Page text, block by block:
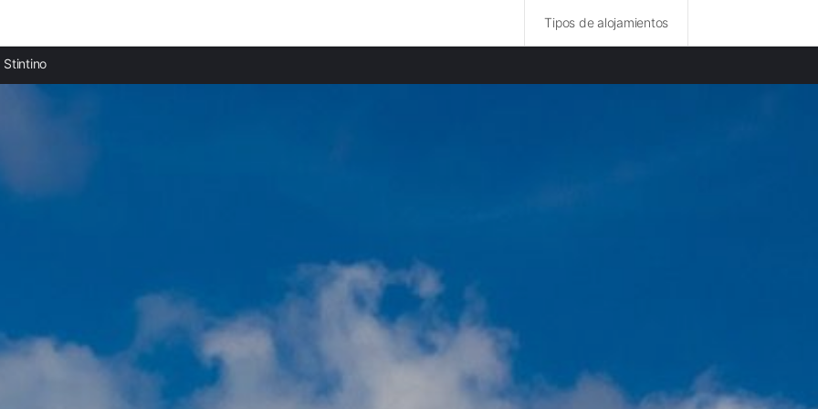
Tipos de alojamientos
Apartamentos en Porto Torres
Apartamentos en Sassari
Stintino